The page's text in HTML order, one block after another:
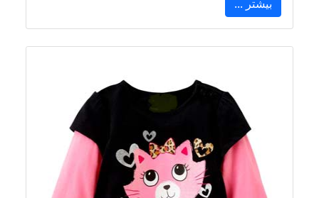
بیشتر ...